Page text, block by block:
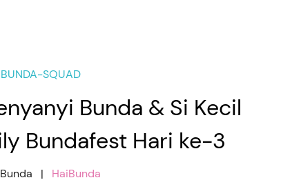
SQUAD
Bunda & Si Kecil
Bundafest Hari ke-3
| HaiBunda